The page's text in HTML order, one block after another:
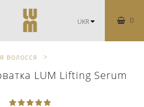
0
UKR
волосся
LUM Lifting Serum